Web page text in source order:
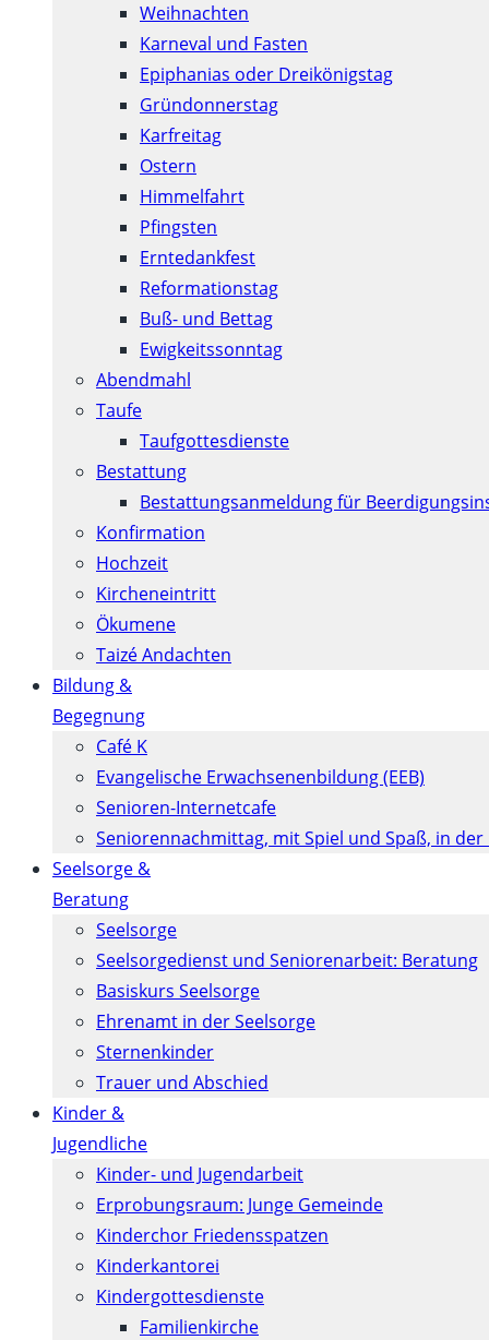
Weihnachten
Karneval und Fasten
Epiphanias oder Dreikönigstag
Gründonnerstag
Karfreitag
Ostern
Himmelfahrt
Pfingsten
Erntedankfest
Reformationstag
Buß- und Bettag
Ewigkeitssonntag
Abendmahl
Taufe
Taufgottesdienste
Bestattung
Bestattungsanmeldung für
Konfirmation
Hochzeit
Kircheneintritt
Ökumene
Taizé Andachten
Bildung &
Begegnung
Café K
Evangelische Erwachsenenbildung (EEB)
Senioren-Internetcafe
Seniorennachmittag, mit Spiel und Spaß, in
Seelsorge &
Beratung
Seelsorge
Seelsorgedienst und Seniorenarbeit: Beratung
Basiskurs Seelsorge
Ehrenamt in der Seelsorge
Sternenkinder
Trauer und Abschied
Kinder &
Jugendliche
Kinder- und Jugendarbeit
Erprobungsraum: Junge Gemeinde
Kinderchor Friedensspatzen
Kinderkantorei
Kindergottesdienste
Familienkirche